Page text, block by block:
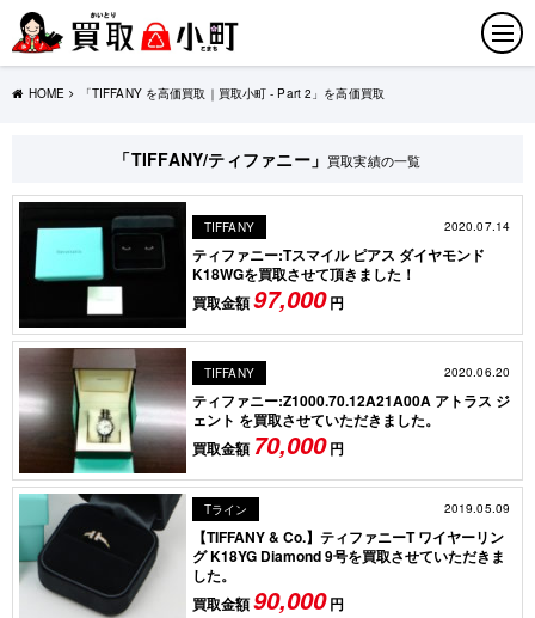
HOME 「TIFFANY を高価買取｜買取小町 - Part 2」を高価買取
「TIFFANY/ティファニー」 買取実績の一覧
TIFFANY 2020.07.14
ティファニー:Tスマイル ピアス ダイヤモンド
K18WGを買取させて頂きました！
買取金額97,000円
TIFFANY 2020.06.20
ティファニー:Z1000.70.12A21A00A アトラス ジ
ェント を買取させていただきました。
買取金額 70,000円
Tライン 2019.05.09
【TIFFANY & Co.】ティファニーT ワイヤーリン
グ K18YG Diamond 9号を買取させていただきま
した。
買取金額90,000円